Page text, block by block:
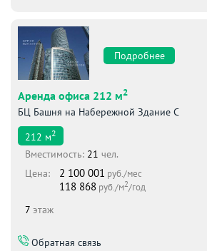
Подробнее
Аренда офиса 212 м2
БЦ Башня на Набережной Здание С
212 м2
Вместимоcть: 21 чел.
Цена:
2 100 001 руб./мес
118 868 руб./м2/год
7 этаж
Обратная связь